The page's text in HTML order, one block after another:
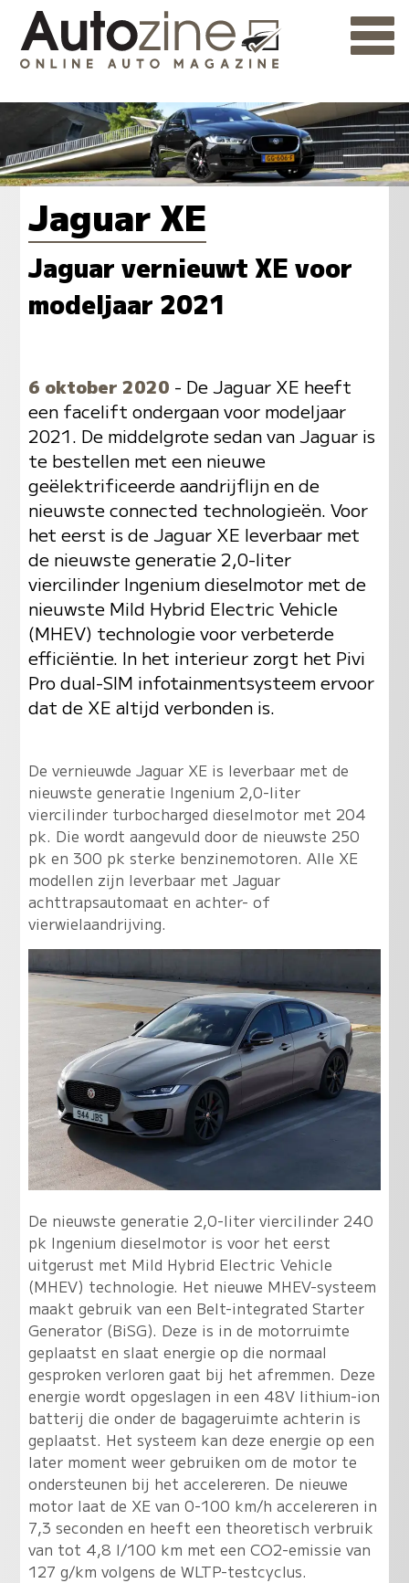
Jaguar XE
Jaguar vernieuwt XE voor
modeljaar 2021
6 oktober 2020 - De Jaguar XE heeft
een facelift ondergaan voor modeljaar
2021. De middelgrote sedan van Jaguar is
te bestellen met een nieuwe
geëlektrificeerde aandrijflijn en de
nieuwste connected technologieën. Voor
het eerst is de Jaguar XE leverbaar met
de nieuwste generatie 2,0-liter
viercilinder Ingenium dieselmotor met de
nieuwste Mild Hybrid Electric Vehicle
(MHEV) technologie voor verbeterde
efficiëntie. In het interieur zorgt het Pivi
Pro dual-SIM infotainmentsysteem ervoor
dat de XE altijd verbonden is.
De vernieuwde Jaguar XE is leverbaar met de
nieuwste generatie Ingenium 2,0-liter
viercilinder turbocharged dieselmotor met 204
pk. Die wordt aangevuld door de nieuwste 250
pk en 300 pk sterke benzinemotoren. Alle XE
modellen zijn leverbaar met Jaguar
achttrapsautomaat en achter- of
vierwielaandrijving.
De nieuwste generatie 2,0-liter viercilinder 240
pk Ingenium dieselmotor is voor het eerst
uitgerust met Mild Hybrid Electric Vehicle
(MHEV) technologie. Het nieuwe MHEV-systeem
maakt gebruik van een Belt-integrated Starter
Generator (BiSG). Deze is in de motorruimte
geplaatst en slaat energie op die normaal
gesproken verloren gaat bij het afremmen. Deze
energie wordt opgeslagen in een 48V lithium-ion
batterij die onder de bagageruimte achterin is
geplaatst. Het systeem kan deze energie op een
later moment weer gebruiken om de motor te
ondersteunen bij het accelereren. De nieuwe
motor laat de XE van 0-100 km/h accelereren in
7,3 seconden en heeft een theoretisch verbruik
van tot 4,8 l/100 km met een CO2-emissie van
127 g/km volgens de WLTP-testcyclus.